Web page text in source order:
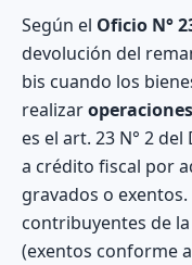
Según el Oficio N°
devolución del
bis cuando los
realizar
es el art. 23 N° 2 del
a crédito fiscal por
gravados o
contribuyentes de
(exentos conforme